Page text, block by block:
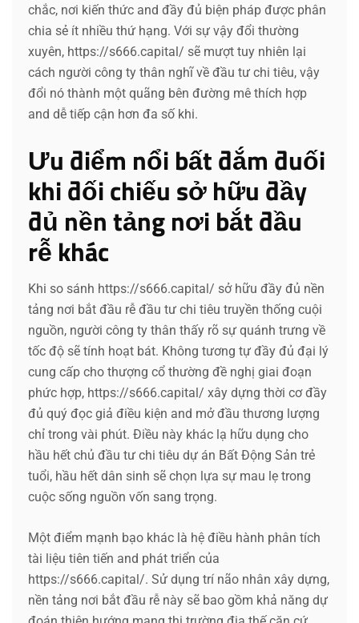
chắc, nơi kiến thức and đầy đủ biện pháp được phân
chia sẻ ít nhiều thứ hạng. Với sự vậy đổi thường
xuyên, https://s666.capital/ sẽ mượt tuy nhiên lại
cách người công ty thân nghĩ về đầu tư chi tiêu, vậy
đổi nó thành một quãng bên đường mê thích hợp
and dễ tiếp cận hơn đa số khi.
Ưu điểm nổi bất đắm đuối
khi đối chiếu sở hữu đầy
đủ nền tảng nơi bắt đầu
rễ khác
Khi so sánh https://s666.capital/ sở hữu đầy đủ nền
tảng nơi bắt đầu rễ đầu tư chi tiêu truyền thống cuội
nguồn, người công ty thân thấy rõ sự quánh trưng về
tốc độ sẽ tính hoạt bát. Không tương tự đầy đủ đại lý
cung cấp cho thượng cổ thường đề nghị giai đoạn
phức hợp, https://s666.capital/ xây dựng thời cơ đầy
đủ quý đọc giả điều kiện and mở đầu thương lượng
chỉ trong vài phút. Điều này khác lạ hữu dụng cho
hầu hết chủ đầu tư chi tiêu dự án Bất Động Sản trẻ
tuổi, hầu hết dân sinh sẽ chọn lựa sự mau lẹ trong
cuộc sống nguồn vốn sang trọng.
Một điểm mạnh bạo khác là hệ điều hành phân tích
tài liệu tiên tiến and phát triển của
https://s666.capital/. Sử dụng trí não nhân xây dựng,
nền tảng nơi bắt đầu rễ này sẽ bao gồm khả năng dự